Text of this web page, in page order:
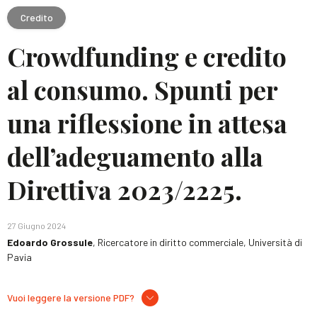
Credito
Crowdfunding e credito
al consumo. Spunti per
una riflessione in attesa
dell’adeguamento alla
Direttiva 2023/2225.
27 Giugno 2024
Edoardo Grossule, Ricercatore in diritto commerciale, Università di
Pavia
Vuoi leggere la versione PDF?